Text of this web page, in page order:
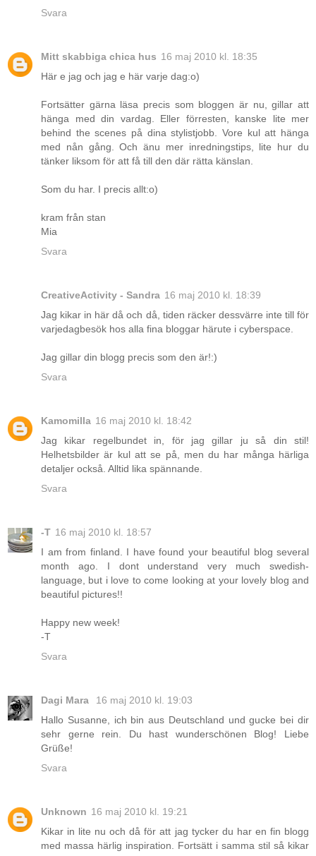
Svara
Mitt skabbiga chica hus 16 maj 2010 kl. 18:35
Här e jag och jag e här varje dag:o)
Fortsätter gärna läsa precis som bloggen är nu, gillar att
hänga med din vardag. Eller förresten, kanske lite mer
behind the scenes på dina stylistjobb. Vore kul att hänga
med nån gång. Och änu mer inredningstips, lite hur du
tänker liksom för att få till den där rätta känslan.
Som du har. I precis allt:o)
kram från stan
Mia
Svara
CreativeActivity - Sandra 16 maj 2010 kl. 18:39
Jag kikar in här då och då, tiden räcker dessvärre inte till för
varjedagbesök hos alla fina bloggar härute i cyberspace.
Jag gillar din blogg precis som den är!:)
Svara
Kamomilla 16 maj 2010 kl. 18:42
Jag kikar regelbundet in, för jag gillar ju så din stil!
Helhetsbilder är kul att se på, men du har många härliga
detaljer också. Alltid lika spännande.
Svara
-T 16 maj 2010 kl. 18:57
I am from finland. I have found your beautiful blog several
month ago. I dont understand very much swedish-
language, but i love to come looking at your lovely blog and
beautiful pictures!!
Happy new week!
-T
Svara
Dagi Mara
16 maj 2010 kl. 19:03
Hallo Susanne, ich bin aus Deutschland und gucke bei dir
sehr gerne rein. Du hast wunderschönen Blog! Liebe
Grüße!
Svara
Unknown 16 maj 2010 kl. 19:21
Kikar in lite nu och då för att jag tycker du har en fin blogg
med massa härlig inspiration. Fortsätt i samma stil så kikar